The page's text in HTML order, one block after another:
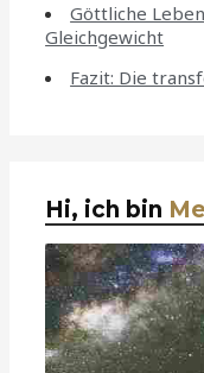
Göttliche
Gleichgewicht
Fazit: Die
Hi, ich bin